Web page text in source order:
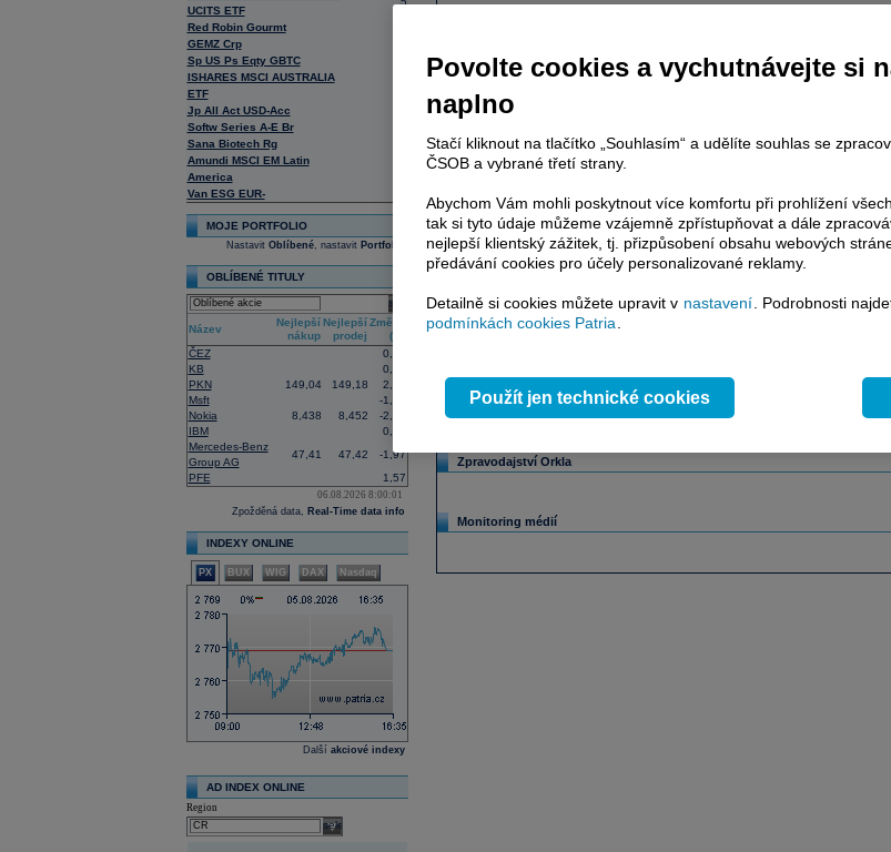
UCITS ETF
Red Robin Gourmt
GEMZ Crp
Sp US Ps Eqty GBTC
ISHARES MSCI AUSTRALIA
ETF
Jp All Act USD-Acc
Softw Series A-E Br
Sana Biotech Rg
Amundi MSCI EM Latin
America
Van ESG EUR-
MOJE PORTFOLIO
Nastavit Oblíbené, nastavit Portfolio
OBLÍBENÉ TITULY
select
Název
Nejlepší
nákup
Nejlepší
prodej
Změna
(%)
ČEZ
0,00
KB
0,00
PKN
149,04 149,18
2,18
Msft
-1,09
Nokia
8,438 8,452
-2,38
IBM
0,33
Mercedes-Benz
Group AG
47,41 47,42
-1,97
PFE
1,57
06.08.2026 8:00:01
Zpožděná data, Real-Time data info
INDEXY ONLINE
PX BUX WIG DAX Nasdaq
Další akciové indexy
AD INDEX ONLINE
Region
select
Zpravodajství Orkla
Monitoring médií
Povolte cookies a vychutnávejte si
naplno
Stačí kliknout na tlačítko „Souhlasím“ a udělíte souhlas se
ČSOB a vybrané třetí strany.
Abychom Vám mohli poskytnout více komfortu při prohlížení
tak si tyto údaje můžeme vzájemně zpřístupňovat a dále
nejlepší klientský zážitek, tj. přizpůsobení obsahu webových
předávání cookies pro účely personalizované reklamy.
Detailně si cookies můžete upravit v nastavení . Podrobnosti
podmínkách cookies Patria
Použít jen technické cookies